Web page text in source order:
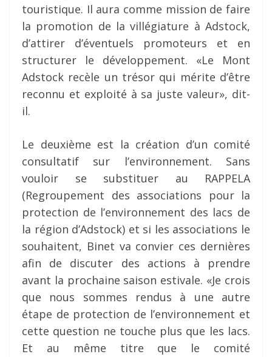
touristique. Il aura comme mission de faire
la promotion de la villégiature à Adstock,
d’attirer d’éventuels promoteurs et en
structurer le développement. «Le Mont
Adstock recèle un trésor qui mérite d’être
reconnu et exploité à sa juste valeur», dit-
il.
Le deuxième est la création d’un comité
consultatif sur l’environnement. Sans
vouloir se substituer au RAPPELA
(Regroupement des associations pour la
protection de l’environnement des lacs de
la région d’Adstock) et si les associations le
souhaitent, Binet va convier ces dernières
afin de discuter des actions à prendre
avant la prochaine saison estivale. «Je crois
que nous sommes rendus à une autre
étape de protection de l’environnement et
cette question ne touche plus que les lacs.
Et au même titre que le comité